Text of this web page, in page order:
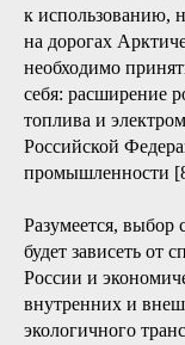
к использованию,
на дорогах
необходимо
себя: расширение
топлива и
Российской
промышленности
Разумеется,
будет зависеть от
России и
внутренних и
экологичного